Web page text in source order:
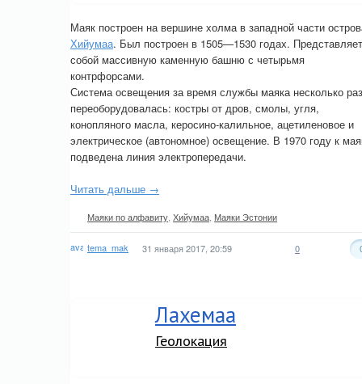
Маяк построен на вершине холма в западной части
Хийумаа. Был построен в 1505—1530 годах. Представляет
собой массивную каменную башню с четырьмя
контрфорсами.
Система освещения за время службы маяка несколько раз
переоборудовалась: костры от дров, смолы, угля,
конопляного масла, керосино-калильное, ацетиленовое и
электрическое (автономное) освещение. В 1970 году к
подведена линия электропередачи.
Читать дальше →
Маяки по алфавиту Хийумаа Маяки Эстонии
tema_mak 31 января 2017, 20:59 0
Лахемаа
Геолокация